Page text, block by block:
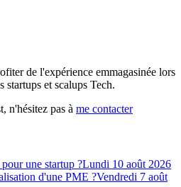
de l'expérience emmagasinée lors
startups et scalups Tech.
n'hésitez pas à me contacter
une startup ?Lundi 10 août 2026
d'une PME ?Vendredi 7 août